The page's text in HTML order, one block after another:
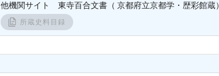
他機関サイト 東寺百合文書（ 京都府立京都学・歴彩館
所蔵史料目録